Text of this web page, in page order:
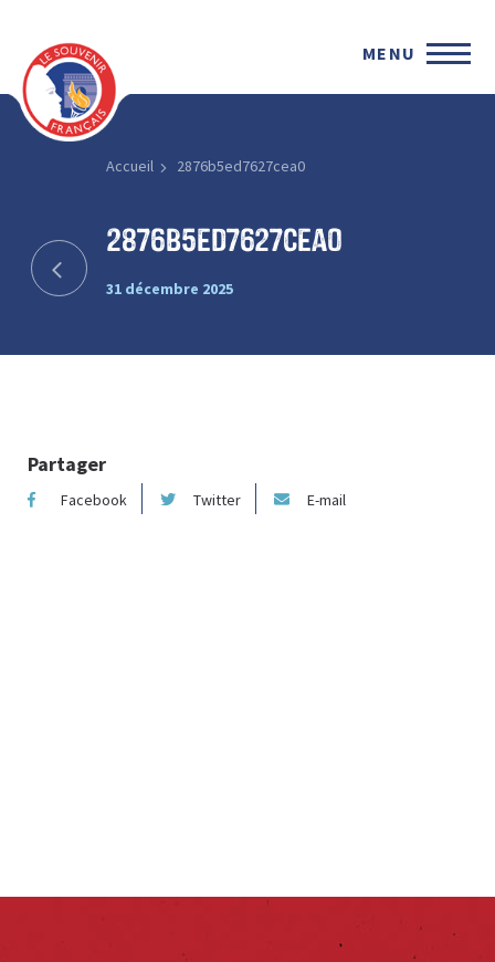
MENU
Accueil 2876b5ed7627cea0
2876b5ed7627cea0
31 décembre 2025
Partager
Facebook Twitter E-mail